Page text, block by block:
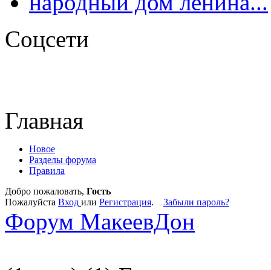
Соцсети
Главная
Новое
Разделы форума
Правила
Добро пожаловать, Гость
Пожалуйста Вход или Регистрация. Забыли пароль?
Форум МакеевДон